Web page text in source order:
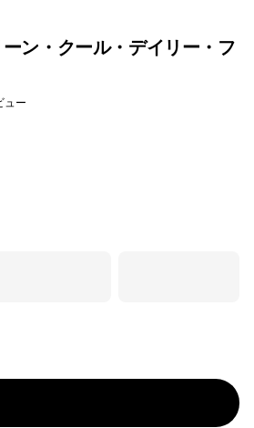
ン・クール・デイリー・フ
ュー